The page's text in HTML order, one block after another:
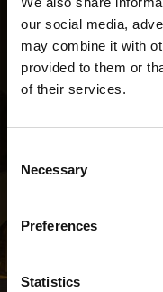
our social media,
may combine it with
provided to them or
of their services.
Selection
Necessary
Preferences
Statistics